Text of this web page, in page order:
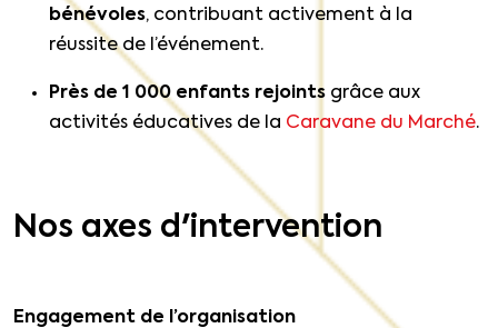
bénévoles, contribuant activement à la
réussite de l’événement.
Près de 1 000 enfants rejoints grâce aux
activités éducatives de la Caravane du Marché.
Nos axes d'intervention
Engagement de l’organisation